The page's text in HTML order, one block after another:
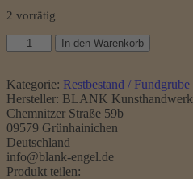
2 vorrätig
Räucherfigur
Förster
Hund
Menge
In den Warenkorb
Kategorie: Restbestand / Fundgrube
Hersteller: BLANK Kunsthandwerk
Chemnitzer Straße 59b
09579 Grünhainichen
Deutschland
info@blank-engel.de
Produkt teilen: